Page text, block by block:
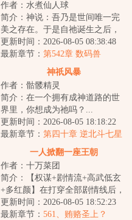
作者：水煮仙人球
简介：神说：吾乃是世间唯一完
美之存在。于是自祂诞生之后，
原本完美无瑕的世界，出现了瑕
疵。凌驾于芸芸...
更新时间：2026-08-05 08:38:48
最新章节： 第542章 数码兽
神祇风暴
作者：骷髅精灵
简介：在一个拥有成神道路的世
界里，你想成为祂吗？...
更新时间：2026-08-05 18:18:22
最新章节： 第四十章 逆北斗七星
一人掀翻一座王朝
作者：十万菜团
简介：【权谋+剧情流+高武低玄
+多红颜】在打穿全部剧情线后，
李明夷穿越到了游戏《天下潮》
中，成为了刚...
更新时间：2026-08-05 18:52:23
最新章节： 561、贿赂圣上？